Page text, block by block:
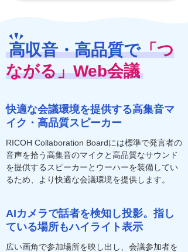
高収音・高品質で「つ
ながる」Web会議
快適な会議環境を提供する高集音マ
イク・高品質スピーカー
RICOH Collaboration Boardには標準で発言者の
音声を拾う高集音のマイクと高品質なサウンド
を提供するスピーカーとウーハーを装備してい
るため、より快適な会議環境を提供します。
AIカメラで話者を検知し投影。指し
ている場所もハイライト表示
広い画角で参加場所を映し出し、会議参加者を